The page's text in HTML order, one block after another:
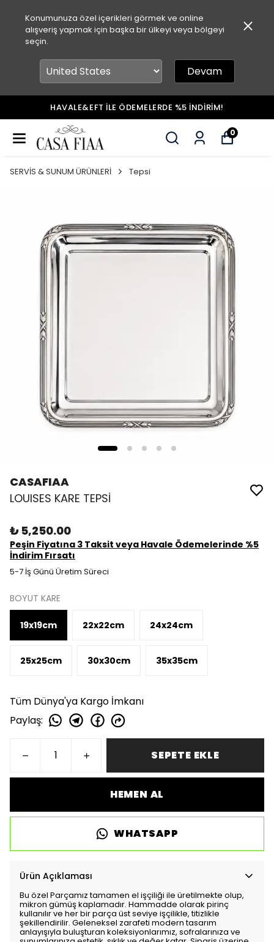
Konumunuza özel içerikleri görmek ve online
alışveriş yapmak için başka bir ülkeyi veya bölgeyi
seçin.
Devam
HAVALE&EFT İLE ÖDEMELERDE %5 İNDİRİM!
0
SERVİS & SUNUM ÜRÜNLERİ Tepsi
CASAFIAA
LOUISES KARE TEPSİ
₺ 5,250.00
Peşin Fiyatına 3 Taksit veya Havale Ödemelerinde %5
İndirim Fırsatı
5-7 İş Günü Üretim Süreci
BOYUT KARE
19x19cm 22x22cm 24x24cm
25x25cm 30x30cm 35x35cm
Tüm Dünya'ya Kargo İmkanı
Paylaş:
SEPETE EKLE
HEMEN AL
WHATSAPP
Ürün Açıklaması
Bu özel Parçamız tamamen el işçiliği ile üretilmekte olup,
mikron gümüş kaplamadır. Hammadde olarak pirinç
kullanılır ve her bir parça üst seviye işçilikle, titizlikle
şekillendirilir. Geleneksel zarafeti modern tasarım
anlayışıyla buluşturan koleksiyonlarımız, sofralarınıza ve